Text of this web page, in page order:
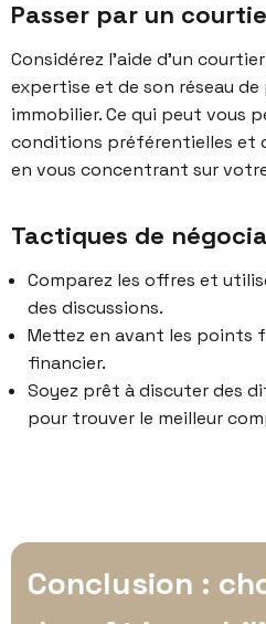
Passer par un
Considérez l’aide d’un
expertise et de son réseau
immobilier. Ce qui peut vous
conditions préférentielles et
en vous concentrant sur
Tactiques de
Comparez les offres et
des discussions.
Mettez en avant les points
financier.
Soyez prêt à discuter des
pour trouver le meilleur
Conclusion :